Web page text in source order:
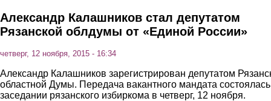
Александр Калашников стал депутатом
Рязанской облдумы от «Единой России»
четверг, 12 ноября, 2015 - 16:34
Александр Калашников зарегистрирован депутатом
областной Думы. Передача вакантного мандата
заседании рязанского избиркома в четверг, 12 ноября.